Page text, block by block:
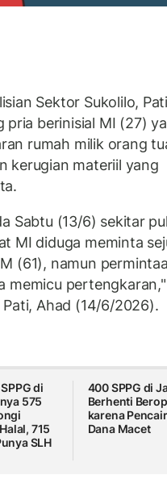
Sektor Sukolilo,
pria berinisial MI (27)
rumah milik orang
kerugian materiil yang
Sabtu (13/6) sekitar
MI diduga meminta
(61), namun
memicu
Pati, Ahad (14/6/2026).
di
575
715
SLH
400 SPPG di
Berhenti
karena
Dana Macet